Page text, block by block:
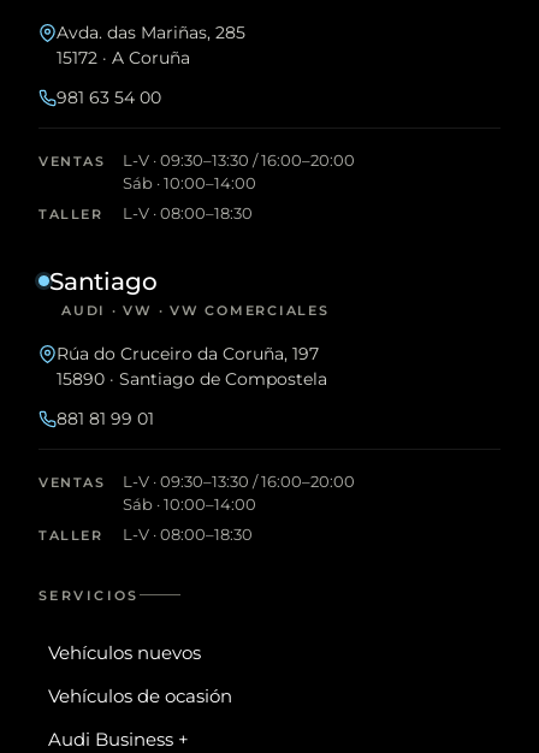
Avda. das Mariñas, 285
15172 · A Coruña
981 63 54 00
VENTAS
L-V · 09:30–13:30 / 16:00–20:00
Sáb · 10:00–14:00
TALLER L-V · 08:00–18:30
Santiago
AUDI · VW · VW COMERCIALES
Rúa do Cruceiro da Coruña, 197
15890 · Santiago de Compostela
881 81 99 01
VENTAS
L-V · 09:30–13:30 / 16:00–20:00
Sáb · 10:00–14:00
TALLER L-V · 08:00–18:30
SERVICIOS
Vehículos nuevos
Vehículos de ocasión
Audi Business +